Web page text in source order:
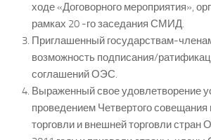
ходе «Договорного мероприятия»,
рамках 20 -го заседания СМИД.
Приглашенный государствам-
возможность подписания/
соглашений ОЭС.
Выраженный свое удовлетворение
проведением Четвертого совещания
торговли и внешней торговли стран